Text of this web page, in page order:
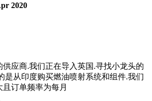
2020
应商.我们正在导入英国.寻找小龙头的
是从印度购买燃油喷射系统和组件.我们
订单频率为每月